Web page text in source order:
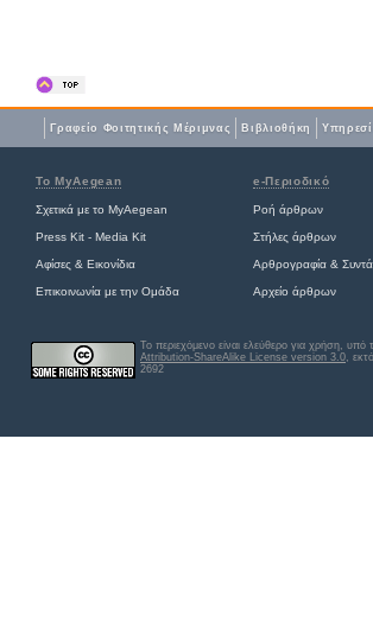
Γραφείο Φοιτητικής Μέριμνας Βιβλιοθήκη
Το MyAegean e-Περιοδικό
Σχετικά με το MyAegean Ροή άρθρων
Press Kit - Media Kit Στήλες άρθρων
Αφίσες & Εικονίδια Αρθρογραφία &
Επικοινωνία με την Ομάδα Αρχείο άρθρων
Το περιεχόμενο είναι ελεύθερο για χρήση, υπό
Attribution-ShareAlike License version 3.0,
2692